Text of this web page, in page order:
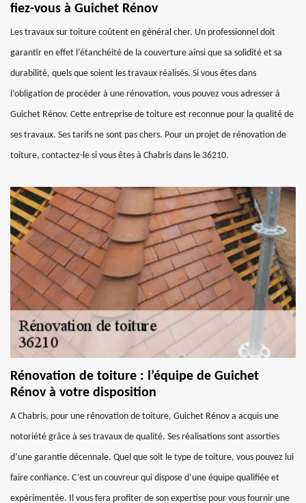
fiez-vous à Guichet Rénov
Les travaux sur toiture coûtent en général cher. Un professionnel doit
garantir en effet l’étanchéité de la couverture ainsi que sa solidité et sa
durabilité, quels que soient les travaux réalisés. Si vous êtes dans
l’obligation de procéder à une rénovation, vous pouvez vous adresser à
Guichet Rénov. Cette entreprise de toiture est reconnue pour la qualité de
ses travaux. Ses tarifs ne sont pas chers. Pour un projet de rénovation de
toiture, contactez-le si vous êtes à Chabris dans le 36210.
Rénovation de toiture : l’équipe de Guichet
Rénov à votre disposition
A Chabris, pour une rénovation de toiture, Guichet Rénov a acquis une
notoriété grâce à ses travaux de qualité. Ses réalisations sont assorties
d’une garantie décennale. Quel que soit le type de toiture, vous pouvez lui
faire confiance. C’est un couvreur qui dispose d’une équipe qualifiée et
expérimentée. Il vous fera profiter de son expertise pour vous fournir une